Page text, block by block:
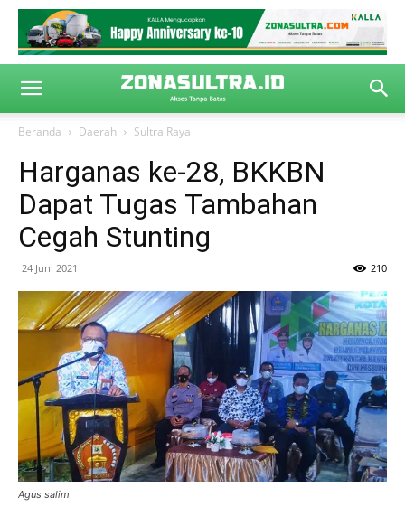
Beranda Daerah Sultra Raya
Harganas ke-28, BKKBN
Dapat Tugas Tambahan
Cegah Stunting
24 Juni 2021 210
Agus salim